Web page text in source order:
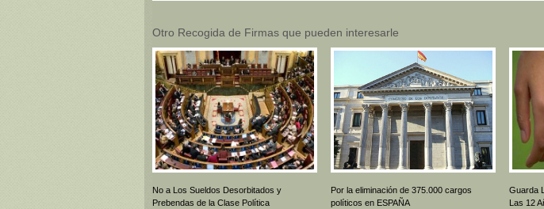
Otro Recogida de Firmas que pueden interesarle
No a Los Sueldos Desorbitados y
Prebendas de la Clase Política
Por la eliminación de 375.000 cargos
políticos en ESPAÑA
Guarda
Las 12